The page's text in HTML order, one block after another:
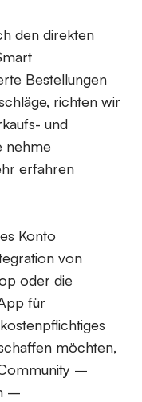
den direkten
Bestellungen
richten wir
und
nehme
erfahren
Konto
von
oder die
für
möchten,
–
–